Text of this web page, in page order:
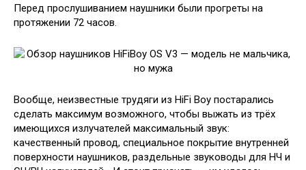
Перед прослушиванием наушники были прогреты на
протяжении 72 часов.
Вообще, неизвестные трудяги из HiFi Boy постарались
сделать максимум возможного, чтобы выжать из трёх
имеющихся излучателей максимальный звук:
качественный провод, специальное покрытие внутренней
поверхности наушников, раздельные звуководы для НЧ и